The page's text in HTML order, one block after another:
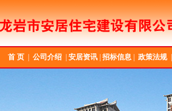
首 页| 公司介绍| 安居资讯| 招标信息| 政策法规|